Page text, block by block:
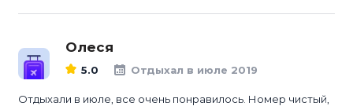
Олеся
5.0 Отдыхал в июле 2019
Отдыхали в июле, все очень понравилось. Номер чистый,